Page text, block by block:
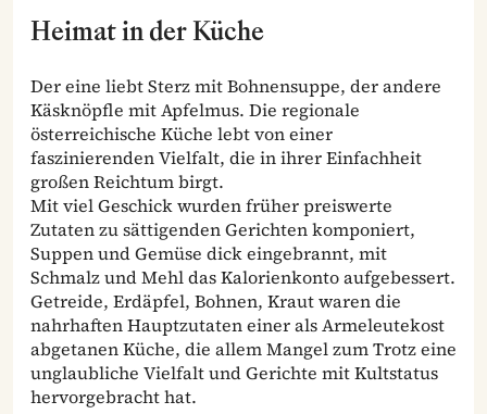
Heimat in der Küche
Der eine liebt Sterz mit Bohnensuppe, der andere
Käsknöpfle mit Apfelmus. Die regionale
österreichische Küche lebt von einer
faszinierenden Vielfalt, die in ihrer Einfachheit
großen Reichtum birgt.
Mit viel Geschick wurden früher preiswerte
Zutaten zu sättigenden Gerichten komponiert,
Suppen und Gemüse dick eingebrannt, mit
Schmalz und Mehl das Kalorienkonto aufgebessert.
Getreide, Erdäpfel, Bohnen, Kraut waren die
nahrhaften Hauptzutaten einer als Armeleutekost
abgetanen Küche, die allem Mangel zum Trotz eine
unglaubliche Vielfalt und Gerichte mit Kultstatus
hervorgebracht hat.